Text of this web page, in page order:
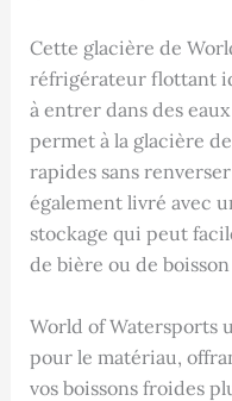
Cette glacière de
réfrigérateur flottant
à entrer dans des
permet à la glacière
rapides sans
également livré avec
stockage qui peut
de bière ou de
World of Watersports
pour le matériau,
vos boissons froides